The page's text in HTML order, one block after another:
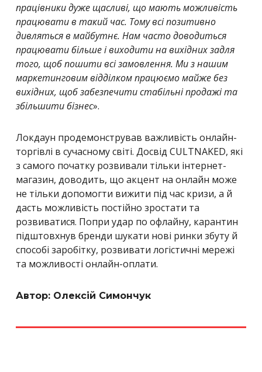
працівники дуже щасливі, що мають можливість
працювати в такий час. Тому всі позитивно
дивляться в майбутнє. Нам часто доводиться
працювати більше і виходити на вихідних задля
того, щоб пошити всі замовлення. Ми з нашим
маркетинговим відділком працюємо майже без
вихідних, щоб забезпечити стабільні продажі та
збільшити бізнес».
Локдаун продемонстрував важливість онлайн-
торгівлі в сучасному світі. Досвід CULTNAKED, які
з самого початку розвивали тільки інтернет-
магазин, доводить, що акцент на онлайн може
не тільки допомогти вижити під час кризи, а й
дасть можливість постійно зростати та
розвиватися. Попри удар по офлайну, карантин
підштовхнув бренди шукати нові ринки збуту й
способі заробітку, розвивати логістичні мережі
та можливості онлайн-оплати.
Автор: Олексій Симончук